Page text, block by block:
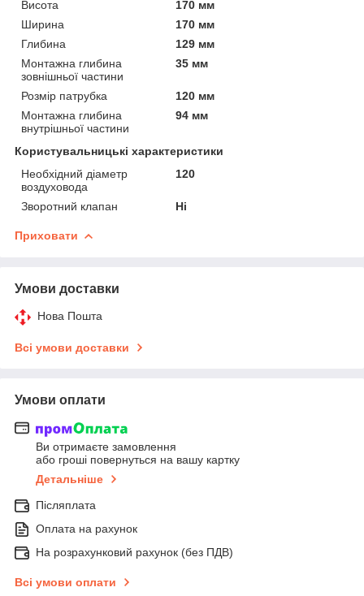
Висота
170 мм
Ширина
170 мм
Глибина
129 мм
Монтажна глибина
зовнішньої частини
35 мм
Розмір патрубка
120 мм
Монтажна глибина
внутрішньої частини
94 мм
Користувальницькі характеристики
Необхідний діаметр
воздуховода
120
Зворотний клапан Ні
Приховати
Умови доставки
Нова Пошта
Всі умови доставки
Умови оплати
Ви отримаєте замовлення
або гроші повернуться на вашу картку
Детальніше
Післяплата
Оплата на рахунок
На розрахунковий рахунок (без ПДВ)
Всі умови оплати